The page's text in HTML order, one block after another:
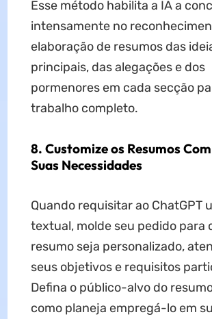
Esse método habilita a IA a
intensamente no
elaboração de resumos das
principais, das alegações e dos
pormenores em cada secção
trabalho completo.
8. Customize os Resumos
Suas Necessidades
Quando requisitar ao ChatGPT
textual, molde seu pedido para
resumo seja personalizado,
seus objetivos e requisitos
Defina o público-alvo do
como planeja empregá-lo em